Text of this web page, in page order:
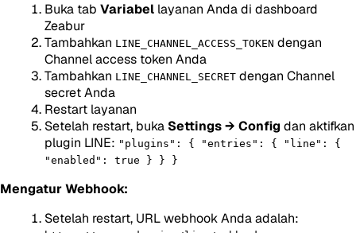
Buka tab Variabel layanan Anda di dashboard
Zeabur
Tambahkan LINE_CHANNEL_ACCESS_TOKEN dengan
Channel access token Anda
Tambahkan LINE_CHANNEL_SECRET dengan Channel
secret Anda
Restart layanan
Setelah restart, buka Settings → Configdan aktifkan
plugin LINE: "plugins": { "entries": { "line": {
"enabled": true } } }
Mengatur Webhook:
Setelah restart, URL webhook Anda adalah: